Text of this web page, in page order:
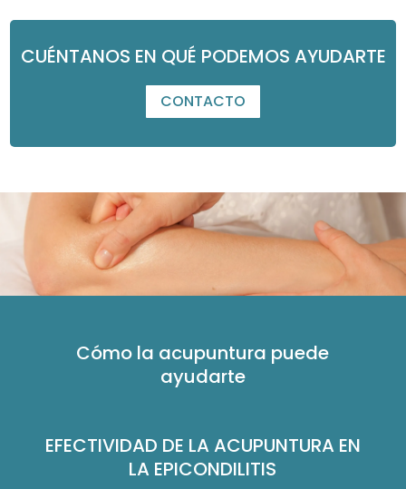
CUÉNTANOS EN QUÉ PODEMOS AYUDARTE
CONTACTO
Cómo la acupuntura puede
ayudarte
EFECTIVIDAD DE LA ACUPUNTURA EN
LA EPICONDILITIS